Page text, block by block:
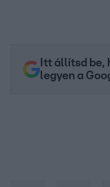
Itt állítsd be,
legyen a